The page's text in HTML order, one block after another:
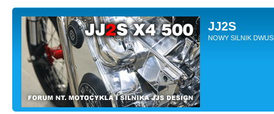
JJ2S
NOWY SILNIK